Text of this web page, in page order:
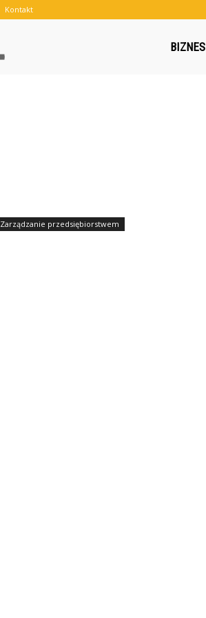
Kontakt
BIZNES
Zarządzanie przedsiębiorstwem